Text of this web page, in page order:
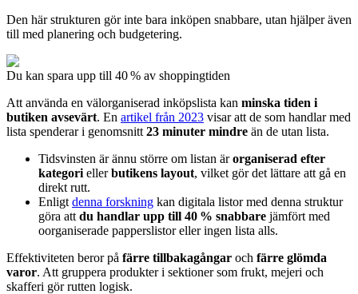
Den här strukturen gör inte bara inköpen snabbare, utan hjälper även
till med planering och budgetering.
Du kan spara upp till 40 % av shoppingtiden
Att använda en välorganiserad inköpslista kan minska tiden i
butiken avsevärt. En artikel från 2023 visar att de som handlar med
lista spenderar i genomsnitt 23 minuter mindre än de utan lista.
Tidsvinsten är ännu större om listan ärorganiserad efter
kategori ellerbutikens layout, vilket gör det lättare att gå en
direkt rutt.
Enligt denna forskning kan digitala listor med denna struktur
göra att du handlar upp till 40 % snabbare jämfört med
oorganiserade papperslistor eller ingen lista alls.
Effektiviteten beror på färre tillbakagångar och färre glömda
varor. Att gruppera produkter i sektioner som frukt, mejeri och
skafferi gör rutten logisk.